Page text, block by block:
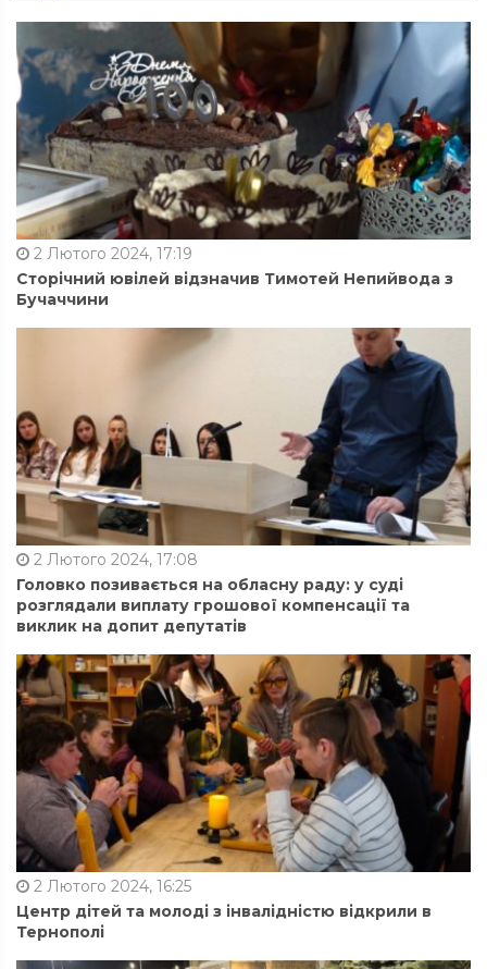
2 Лютого 2024, 17:19
Сторічний ювілей відзначив Тимотей Непийвода з
Бучаччини
2 Лютого 2024, 17:08
Головко позивається на обласну раду: у суді
розглядали виплату грошової компенсації та
виклик на допит депутатів
2 Лютого 2024, 16:25
Центр дітей та молоді з інвалідністю відкрили в
Тернополі